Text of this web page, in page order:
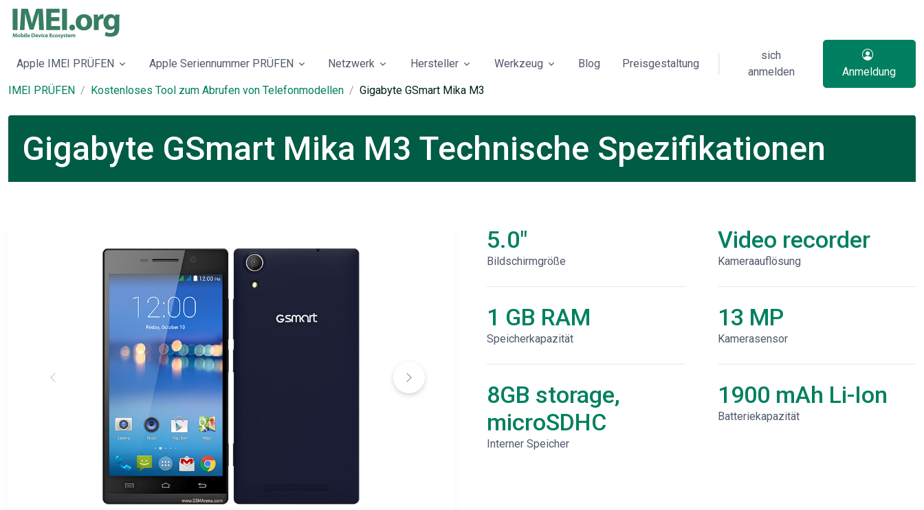
Apple IMEI PRÜFEN Apple Seriennummer PRÜFEN Netzwerk Hersteller Werkzeug Blog Preisgestaltung
sich
anmelden
Anmeldung
IMEI PRÜFEN
Kostenloses Tool zum Abrufen von Telefonmodellen Gigabyte GSmart Mika M3
Gigabyte GSmart Mika M3 Technische Spezifikationen
5.0"
Bildschirmgröße
1 GB RAM
Speicherkapazität
8GB storage,
microSDHC
Interner Speicher
Video recorder
Kameraauflösung
13 MP
Kamerasensor
1900 mAh Li-Ion
Batteriekapazität